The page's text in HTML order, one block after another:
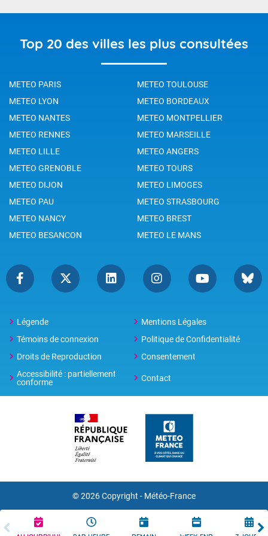
Top 20 des villes les plus consultées
METEO PARIS
METEO TOULOUSE
METEO LYON
METEO BORDEAUX
METEO NANTES
METEO MONTPELLIER
METEO RENNES
METEO MARSEILLE
METEO LILLE
METEO ANGERS
METEO GRENOBLE
METEO TOURS
METEO DIJON
METEO LIMOGES
METEO PAU
METEO STRASBOURG
METEO NANCY
METEO BREST
METEO BESANCON
METEO LE MANS
Légende
Mentions Légales
Témoins de connexion
Politique de Confidentialité
Droits de Reproduction
Consentement
Accessibilité : partiellement
conforme
Contact
© 2026 Copyright - Météo-France